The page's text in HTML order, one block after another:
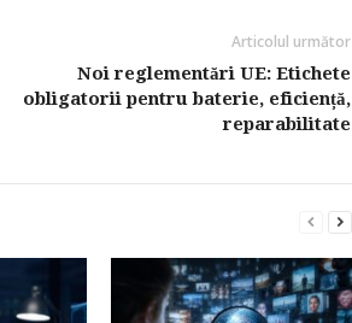
Articolul următor
Noi reglementări UE: Etichete
obligatorii pentru baterie, eficiență,
reparabilitate